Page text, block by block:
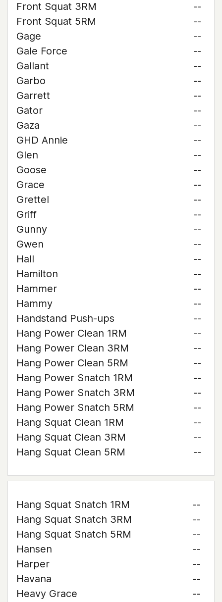
Front Squat 3RM
--
Front Squat 5RM
--
Gage
--
Gale Force
--
Gallant
--
Garbo
--
Garrett
--
Gator
--
Gaza
--
GHD Annie
--
Glen
--
Goose
--
Grace
--
Grettel
--
Griff
--
Gunny
--
Gwen
--
Hall
--
Hamilton
--
Hammer
--
Hammy
--
Handstand Push-ups
--
Hang Power Clean 1RM
--
Hang Power Clean 3RM
--
Hang Power Clean 5RM
--
Hang Power Snatch 1RM
--
Hang Power Snatch 3RM
--
Hang Power Snatch 5RM
--
Hang Squat Clean 1RM
--
Hang Squat Clean 3RM
--
Hang Squat Clean 5RM
--
Hang Squat Snatch 1RM
--
Hang Squat Snatch 3RM
--
Hang Squat Snatch 5RM
--
Hansen
--
Harper
--
Havana
--
Heavy Grace
--